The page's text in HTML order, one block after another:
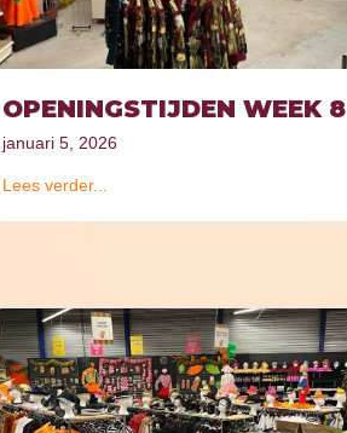
OPENINGSTIJDEN WEEK 8
januari 5, 2026
Lees verder...